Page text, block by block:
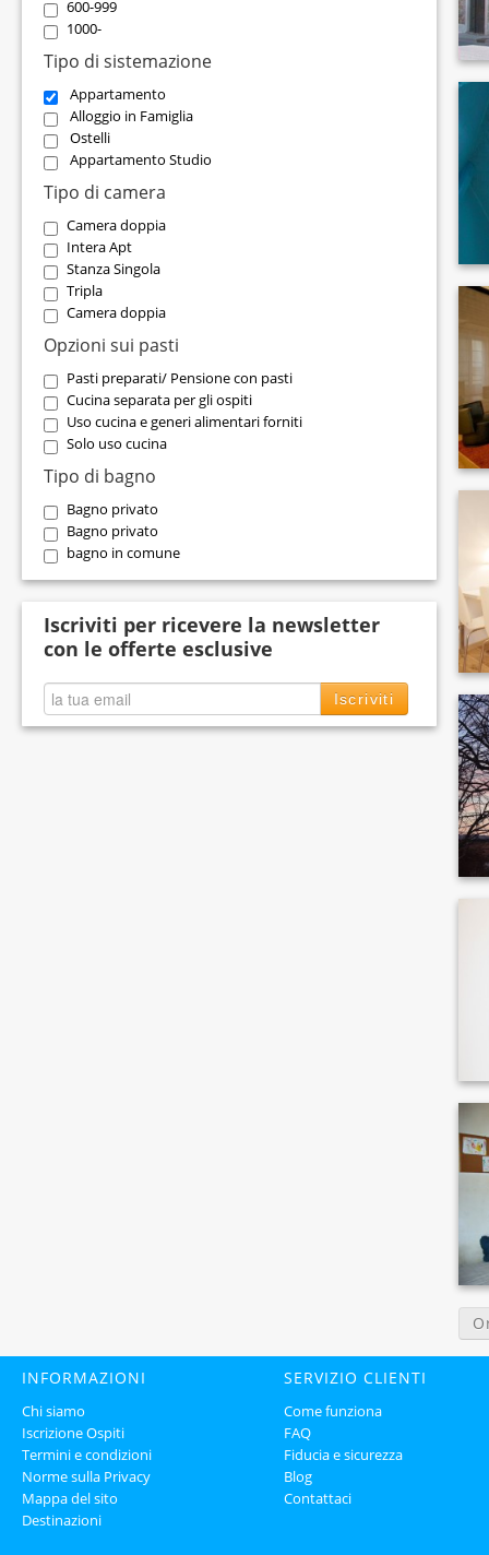
600-999
1000-
Tipo di sistemazione
Appartamento
Alloggio in Famiglia
Ostelli
Appartamento Studio
Tipo di camera
Camera doppia
Intera Apt
Stanza Singola
Tripla
Camera doppia
Opzioni sui pasti
Pasti preparati/ Pensione con pasti
Cucina separata per gli ospiti
Uso cucina e generi alimentari forniti
Solo uso cucina
Tipo di bagno
Bagno privato
Bagno privato
bagno in comune
Iscriviti per ricevere la newsletter
con le offerte esclusive
Iscriviti
INFORMAZIONI
Chi siamo
Iscrizione Ospiti
Termini e condizioni
Norme sulla Privacy
Mappa del sito
Destinazioni
SERVIZIO CLIENTI
Come funziona
FAQ
Fiducia e sicurezza
Blog
Contattaci